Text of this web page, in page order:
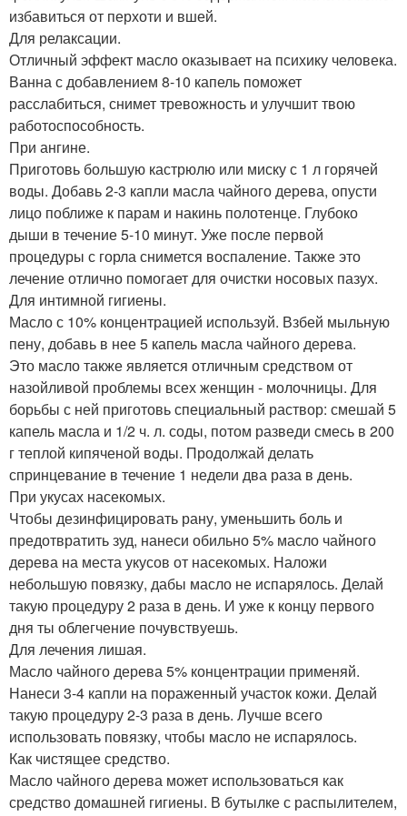
избавиться от перхоти и вшей.
Для релаксации.
Отличный эффект масло оказывает на психику человека.
Ванна с добавлением 8-10 капель поможет
расслабиться, снимет тревожность и улучшит твою
работоспособность.
При ангине.
Приготовь большую кастрюлю или миску с 1 л горячей
воды. Добавь 2-3 капли масла чайного дерева, опусти
лицо поближе к парам и накинь полотенце. Глубоко
дыши в течение 5-10 минут. Уже после первой
процедуры с горла снимется воспаление. Также это
лечение отлично помогает для очистки носовых пазух.
Для интимной гигиены.
Масло с 10% концентрацией используй. Взбей мыльную
пену, добавь в нее 5 капель масла чайного дерева.
Это масло также является отличным средством от
назойливой проблемы всех женщин - молочницы. Для
борьбы с ней приготовь специальный раствор: смешай 5
капель масла и 1/2 ч. л. соды, потом разведи смесь в 200
г теплой кипяченой воды. Продолжай делать
спринцевание в течение 1 недели два раза в день.
При укусах насекомых.
Чтобы дезинфицировать рану, уменьшить боль и
предотвратить зуд, нанеси обильно 5% масло чайного
дерева на места укусов от насекомых. Наложи
небольшую повязку, дабы масло не испарялось. Делай
такую процедуру 2 раза в день. И уже к концу первого
дня ты облегчение почувствуешь.
Для лечения лишая.
Масло чайного дерева 5% концентрации применяй.
Нанеси 3-4 капли на пораженный участок кожи. Делай
такую процедуру 2-3 раза в день. Лучше всего
использовать повязку, чтобы масло не испарялось.
Как чистящее средство.
Масло чайного дерева может использоваться как
средство домашней гигиены. В бутылке с распылителем,